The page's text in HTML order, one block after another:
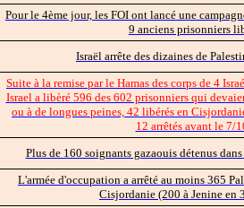
Pour le 4ème jour, les FOI ont lancé une
9 anciens prisonniers
Israël arrête des dizaines de
Suite à la remise par le Hamas des corps de 4
Israel a libèré 596 des 602 prisonniers qui
ou à de longues peines, 42 libérés en
12 arrêtés avant le 7/
Plus de 160 soignants gazaouis détenus
L'armée d'occupation a arrêté au moins 365
Cisjordanie (200 à Jenine en